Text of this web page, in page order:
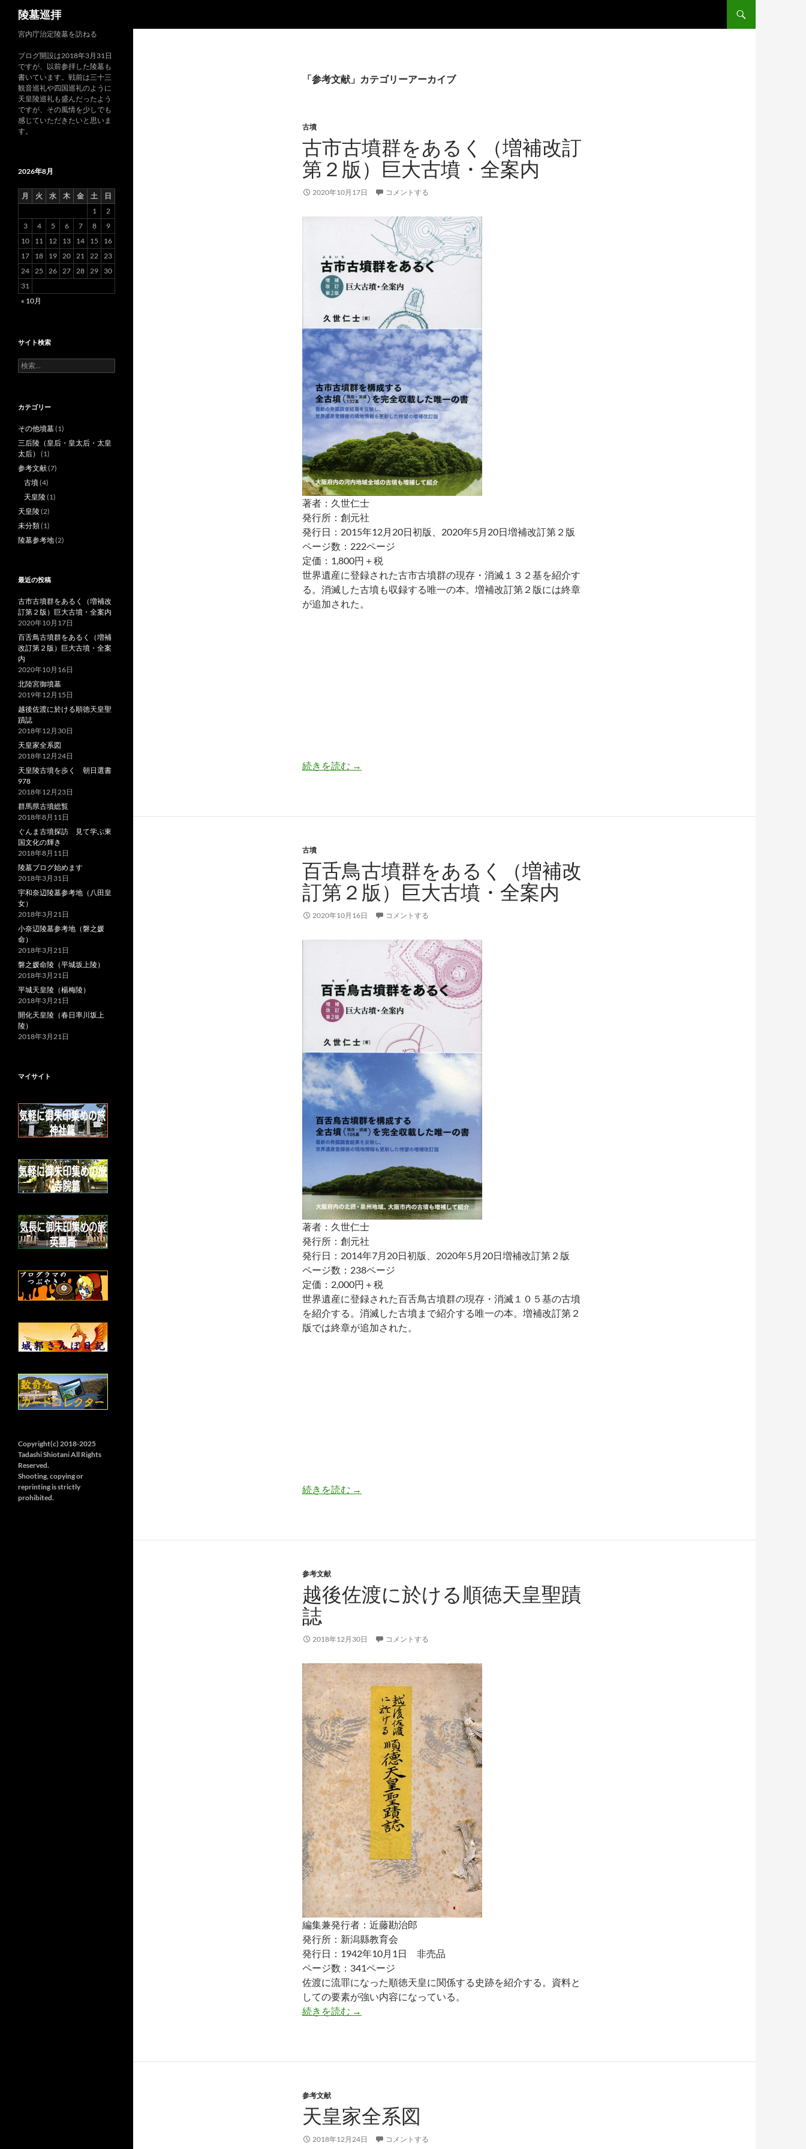
陵墓巡拝
「参考文献」カテゴリーアーカイブ
古墳
古市古墳群をあるく（増補改訂
第２版）巨大古墳・全案内
2020年10月17日 コメントする
著者：久世仁士
発行所：創元社
発行日：2015年12月20日初版、2020年5月20日増補改訂第２版
ページ数：222ページ
定価：1,800円＋税
世界遺産に登録された古市古墳群の現存・消滅１３２基を紹介す
る。消滅した古墳も収録する唯一の本。増補改訂第２版には終章
が追加された。
続きを読む 古市古墳群をあるく（増補改訂第２版）巨大古墳・全案内
→
古墳
百舌鳥古墳群をあるく（増補改
訂第２版）巨大古墳・全案内
2020年10月16日 コメントする
著者：久世仁士
発行所：創元社
発行日：2014年7月20日初版、2020年5月20日増補改訂第２版
ページ数：238ページ
定価：2,000円＋税
世界遺産に登録された百舌鳥古墳群の現存・消滅１０５基の古墳
を紹介する。消滅した古墳まで紹介する唯一の本。増補改訂第２
版では終章が追加された。
続きを読む 百舌鳥古墳群をあるく（増補改訂第２版）巨大古墳・全案内
→
参考文献
越後佐渡に於ける順徳天皇聖蹟
誌
2018年12月30日 コメントする
編集兼発行者：近藤勘治郎
発行所：新潟縣教育会
発行日：1942年10月1日 非売品
ページ数：341ページ
佐渡に流罪になった順徳天皇に関係する史跡を紹介する。資料と
しての要素が強い内容になっている。
続きを読む 越後佐渡に於ける順徳天皇聖蹟誌
→
参考文献
天皇家全系図
2018年12月24日 コメントする
宮内庁治定陵墓を訪ねる
ブログ開設は2018年3月31日
ですが、以前参拝した陵墓も
書いています。戦前は三十三
観音巡礼や四国巡礼のように
天皇陵巡礼も盛んだったよう
ですが、その風情を少しでも
感じていただきたいと思いま
す。
2026年8月
月 火 水 木 金 土
日
1
2
3
4 5 6 7 8
9
10
11 12 13 14 15
16
17
18 19 20 21 22 23
24 25 26 27 28 29
30
31
« 10月
サイト検索
検
索:
カテゴリー
その他墳墓(1)
三后陵（皇后・皇太后・太皇
太后） (1)
参考文献(7)
古墳(4)
天皇陵(1)
天皇陵(2)
未分類(1)
陵墓参考地(2)
最近の投稿
古市古墳群をあるく（増補改
訂第２版）巨大古墳・全案内
2020年10月17日
百舌鳥古墳群をあるく（増補
改訂第２版）巨大古墳・全案
内
2020年10月16日
北陸宮御墳墓
2019年12月15日
越後佐渡に於ける順徳天皇聖
蹟誌
2018年12月30日
天皇家全系図
2018年12月24日
天皇陵古墳を歩く 朝日選書
978
2018年12月23日
群馬県古墳総覧
2018年8月11日
ぐんま古墳探訪 見て学ぶ東
国文化の輝き
2018年8月11日
陵墓ブログ始めます
2018年3月31日
宇和奈辺陵墓参考地（八田皇
女）
2018年3月21日
小奈辺陵墓参考地（磐之媛
命）
2018年3月21日
磐之媛命陵（平城坂上陵）
2018年3月21日
平城天皇陵（楊梅陵）
2018年3月21日
開化天皇陵（春日率川坂上
陵）
2018年3月21日
マイサイト
Copyright(c) 2018-2025
Tadashi Shiotani All Rights
Reserved.
Shooting, copying or
reprinting is strictly
prohibited.